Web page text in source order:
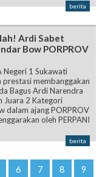
berita
Ardi Sabet
Bow PORPROV
Negeri 1 Sukawati
membanggakan
Bagus Ardi Narendra
Juara 2 Kategori
dalam ajang PORPROV
oleh PERPANI
berita
6 7 8 9